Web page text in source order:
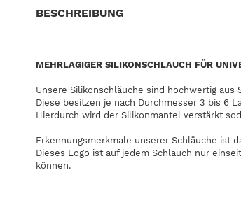
BESCHREIBUNG
MEHRLAGIGER SILIKONSCHLAUCH FÜR
Unsere Silikonschläuche sind hochwertig aus
Diese besitzen je nach Durchmesser 3 bis 6
Hierdurch wird der Silikonmantel verstärkt
Erkennungsmerkmale unserer Schläuche ist
Dieses Logo ist auf jedem Schlauch nur
können.